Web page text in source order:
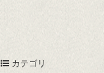
カテゴリ